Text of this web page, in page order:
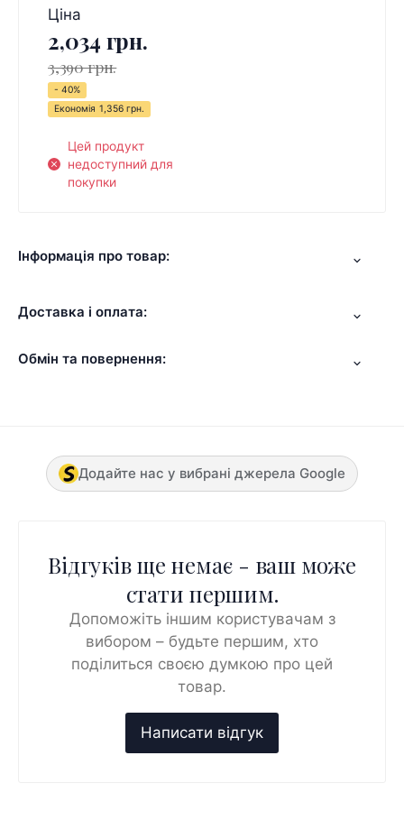
Ціна
2,034 грн.
3,390 грн.
- 40%
Економія 1,356 грн.
Цей продукт
недоступний для
покупки
Інформація про товар:
Доставка і оплата:
Обмін та повернення:
Додайте нас у вибрані джерела Google
Відгуків ще немає - ваш може
стати першим.
Допоможіть іншим користувачам з
вибором – будьте першим, хто
поділиться своєю думкою про цей
товар.